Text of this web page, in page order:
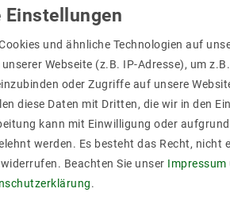
und ähnliche Technologien auf
Webseite (z.B. IP-Adresse), um
oder Zugriffe auf unsere
diese Daten mit Dritten, die wir in den
kann mit Einwilligung oder
werden. Es besteht das Recht,
Beachten Sie unser Impressum
.